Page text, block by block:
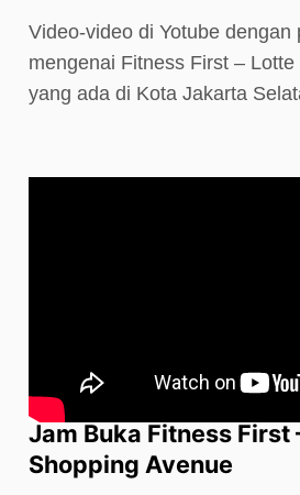
Video-video di Yotube dengan
mengenai Fitness First –
yang ada di Kota Jakarta
Jam Buka Fitness First
Shopping Avenue